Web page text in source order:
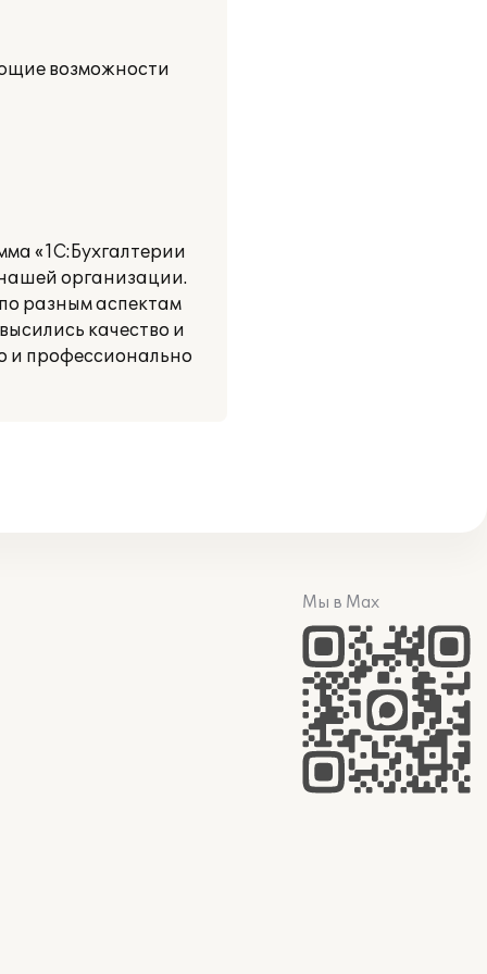
возможности
«1С:Бухгалтерии
организации.
разным аспектам
качество и
и профессионально
Мы в Max